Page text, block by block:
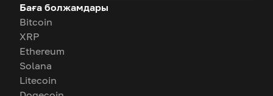
Баға болжамдары
Bitcoin
XRP
Ethereum
Solana
Litecoin